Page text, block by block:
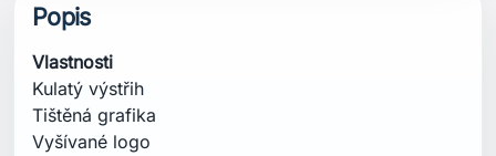
Popis
Vlastnosti
Kulatý výstřih
Tištěná grafika
Vyšívané logo